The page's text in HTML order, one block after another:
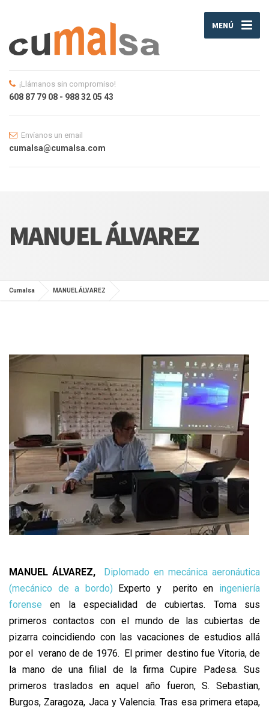
MENÚ
¡Llámanos sin compromiso!
608 87 79 08 - 988 32 05 43
Envíanos un email
cumalsa@cumalsa.com
MANUEL ÁLVAREZ
Cumalsa MANUEL ÁLVAREZ
MANUEL ÁLVAREZ,
Diplomado en mecánica aeronáutica
(mecánico de a bordo) Experto y perito en ingeniería
forense en la especialidad de cubiertas. Toma sus
primeros contactos con el mundo de las cubiertas de
pizarra coincidiendo con las vacaciones de estudios allá
por el verano de de 1976. El primer destino fue Vitoria, de
la mano de una filial de la firmaCupire Padesa. Sus
primeros traslados en aquel año fueron, S. Sebastian,
Burgos, Zaragoza, Jaca y Valencia. Tras esa primera etapa,